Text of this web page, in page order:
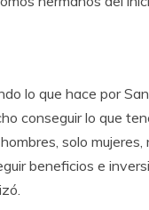
lo que hace por
conseguir lo que
solo mujeres,
beneficios e